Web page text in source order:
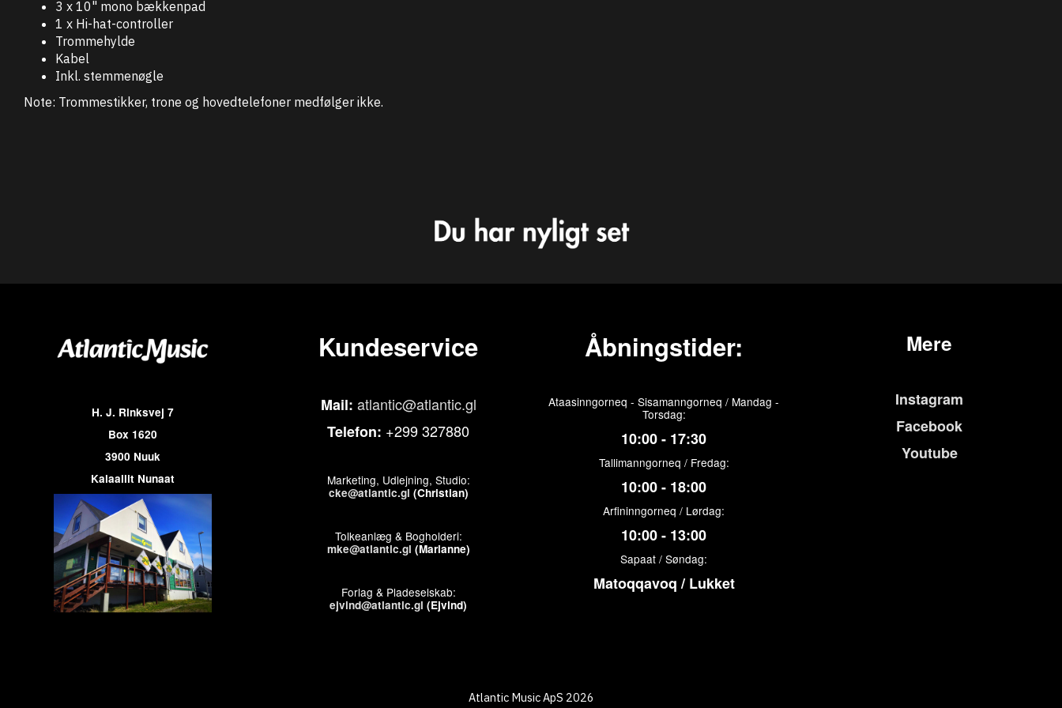
3 x 10" mono bækkenpad
1 x Hi-hat-controller
Trommehylde
Kabel
Inkl. stemmenøgle
Note: Trommestikker, trone og hovedtelefoner medfølger ikke.
H. J. Rinksvej 7
Box 1620
3900 Nuuk
Kalaallit Nunaat
Kundeservice
Mail: atlantic@atlantic.gl
Telefon: +299 327880
Marketing, Udlejning, Studio:
cke@atlantic.gl (Christian)
Tolkeanlæg & Bogholderi:
mke@atlantic.gl (Marianne)
Forlag & Pladeselskab:
ejvind@atlantic.gl (Ejvind)
Åbningstider:
Ataasinngorneq - Sisamanngorneq / Mandag -
Torsdag:
10:00 - 17:30
Tallimanngorneq / Fredag:
10:00 - 18:00
Arfininngorneq / Lørdag:
10:00 - 13:00
Sapaat / Søndag:
Matoqqavoq / Lukket
Mere
Instagram
Facebook
Youtube
Atlantic Music ApS 2026